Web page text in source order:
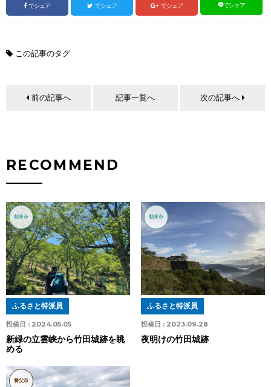
でシェア でシェア でシェア でシェア
この記事のタグ
前の記事へ 記事一覧へ 次の記事へ
RECOMMEND
朝来市
投稿日 : 2024.05.05
ふるさと特派員
新緑の立雲峡から竹田城跡を眺
める
朝来市
投稿日 : 2023.09.28
ふるさと特派員
夜明けの竹田城跡
養父市